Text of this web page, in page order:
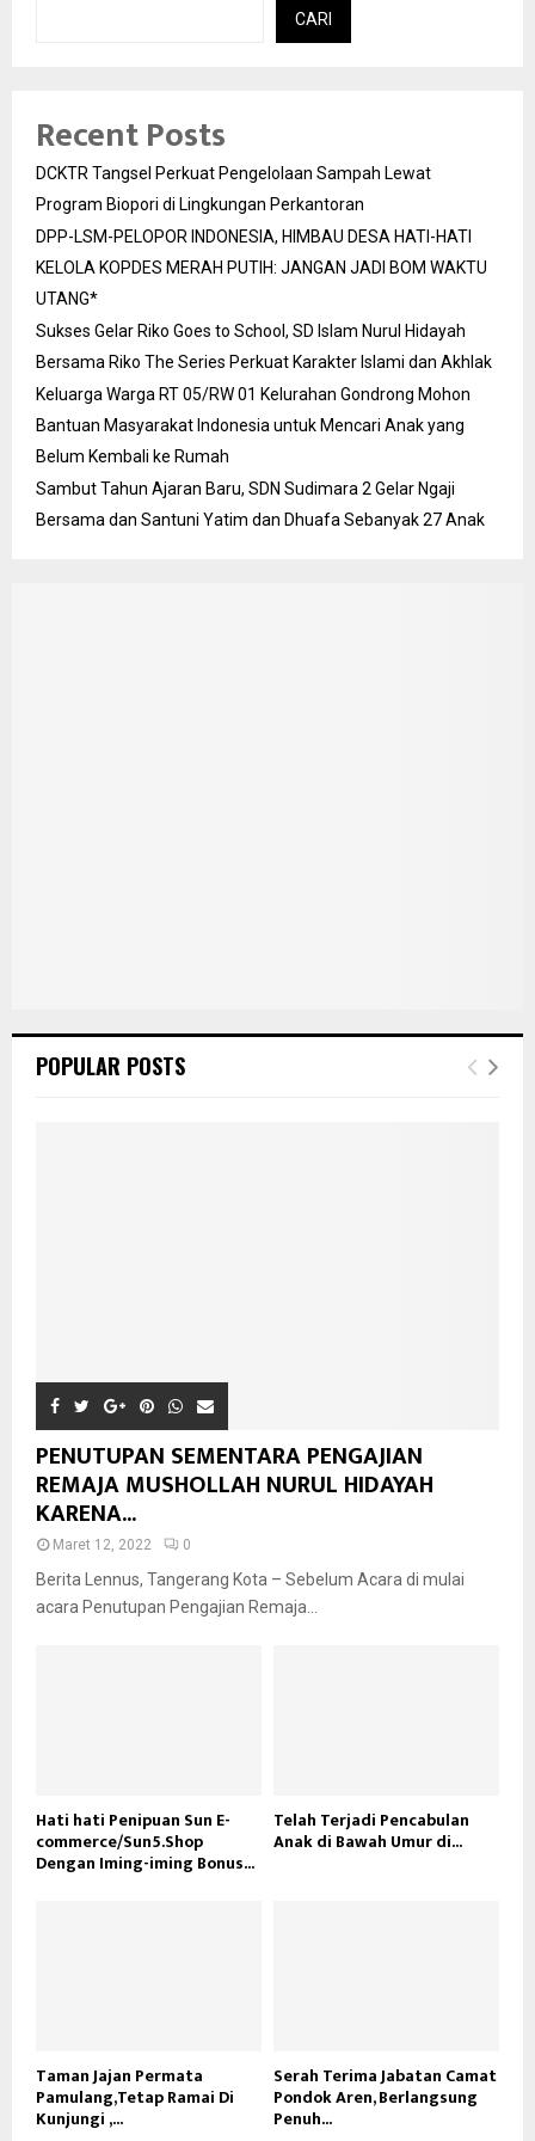
CARI
Recent Posts
DCKTR Tangsel Perkuat Pengelolaan Sampah Lewat
Program Biopori di Lingkungan Perkantoran
DPP-LSM-PELOPOR INDONESIA, HIMBAU DESA HATI-HATI
KELOLA KOPDES MERAH PUTIH: JANGAN JADI BOM WAKTU
UTANG*
Sukses Gelar Riko Goes to School, SD Islam Nurul Hidayah
Bersama Riko The Series Perkuat Karakter Islami dan Akhlak
Keluarga Warga RT 05/RW 01 Kelurahan Gondrong Mohon
Bantuan Masyarakat Indonesia untuk Mencari Anak yang
Belum Kembali ke Rumah
Sambut Tahun Ajaran Baru, SDN Sudimara 2 Gelar Ngaji
Bersama dan Santuni Yatim dan Dhuafa Sebanyak 27 Anak
POPULAR POSTS
PENUTUPAN SEMENTARA PENGAJIAN
REMAJA MUSHOLLAH NURUL HIDAYAH
KARENA...
Maret 12, 2022 0
Berita Lennus, Tangerang Kota – Sebelum Acara di mulai
acara Penutupan Pengajian Remaja...
Hati hati Penipuan Sun E-
commerce/Sun5.Shop
Dengan Iming-iming Bonus...
Telah Terjadi Pencabulan
Anak di Bawah Umur di...
Taman Jajan Permata
Pamulang,Tetap Ramai Di
Kunjungi ,...
Serah Terima Jabatan Camat
Pondok Aren, Berlangsung
Penuh...